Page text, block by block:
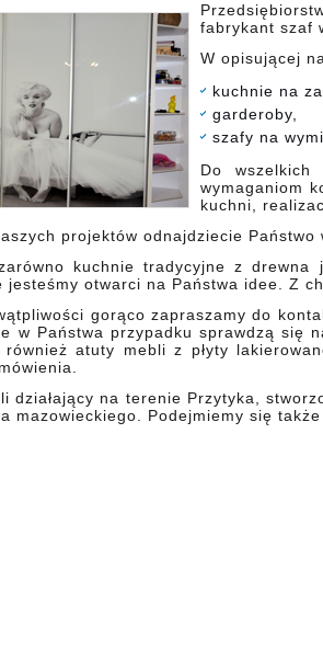
fabrykant szaf
W opisującej
kuchnie na
garderoby,
szafy na
Do wszelkich
wymaganiom
kuchni,
projektów odnajdziecie
kuchnie tradycyjne z
jesteśmy otwarci na Państwa idee. Z
gorąco zapraszamy do
w Państwa przypadku sprawdzą się
również atuty mebli z płyty
działający na terenie Przytyka,
mazowieckiego. Podejmiemy się